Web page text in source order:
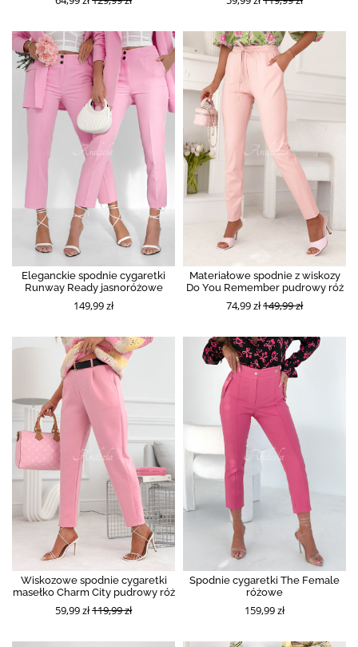
Eleganckie spodnie cygaretki
Runway Ready jasnoróżowe
149,99 zł
Materiałowe spodnie z wiskozy
Do You Remember pudrowy róż
74,99 zł149,99 zł
Wiskozowe spodnie cygaretki
masełko Charm City pudrowy róż
59,99 zł119,99 zł
Spodnie cygaretki The Female
różowe
159,99 zł